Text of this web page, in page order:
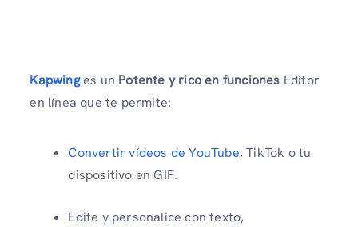
Kapwinges un Potente y rico en funciones Editor
en línea que te permite:
Convertir vídeos de YouTube, TikTok o tu
dispositivo en GIF.
Edite y personalice con texto,